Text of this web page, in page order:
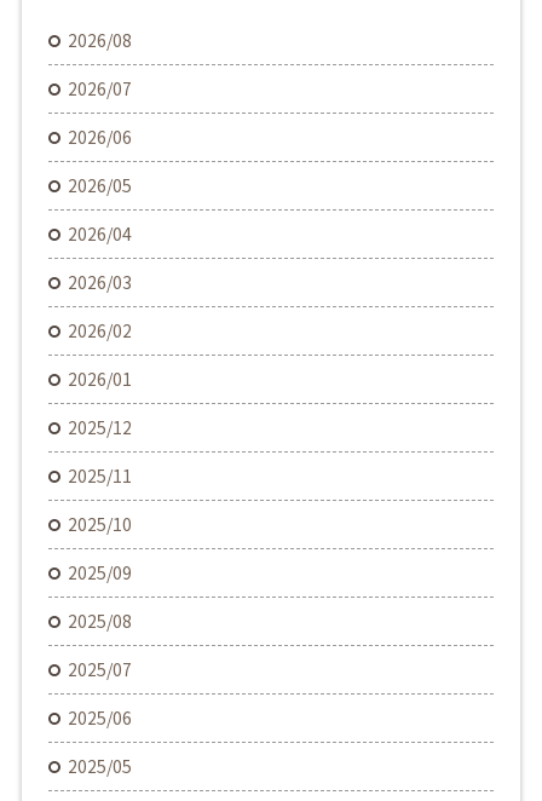
2026/08
2026/07
2026/06
2026/05
2026/04
2026/03
2026/02
2026/01
2025/12
2025/11
2025/10
2025/09
2025/08
2025/07
2025/06
2025/05